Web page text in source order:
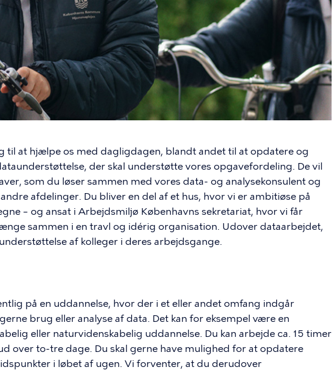
til at hjælpe os med dagligdagen, blandt andet til at opdatere og
der skal understøtte vores opgavefordeling. De vil
som du løser sammen med vores data- og analysekonsulent og
afdelinger. Du bliver en del af et hus, hvor vi er ambitiøse på
– og ansat i Arbejdsmiljø Københavns sekretariat, hvor vi får
sammen i en travl og idérig organisation. Udover dataarbejdet,
af kolleger i deres arbejdsgange.
på en uddannelse, hvor der i et eller andet omfang indgår
brug eller analyse af data. Det kan for eksempel være en
eller naturvidenskabelig uddannelse. Du kan arbejde ca. 15 timer
over to-tre dage. Du skal gerne have mulighed for at opdatere
i løbet af ugen. Vi forventer, at du derudover